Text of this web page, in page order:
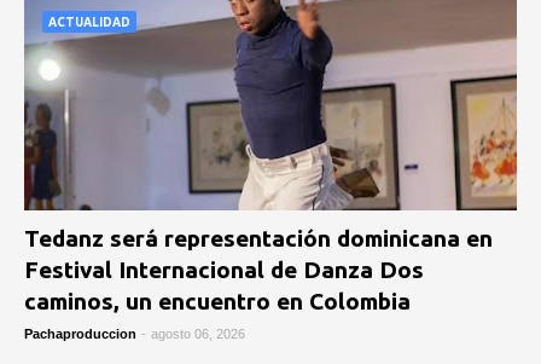
ACTUALIDAD
Tedanz será representación dominicana en
Festival Internacional de Danza Dos
caminos, un encuentro en Colombia
Pachaproduccion - agosto 06, 2026